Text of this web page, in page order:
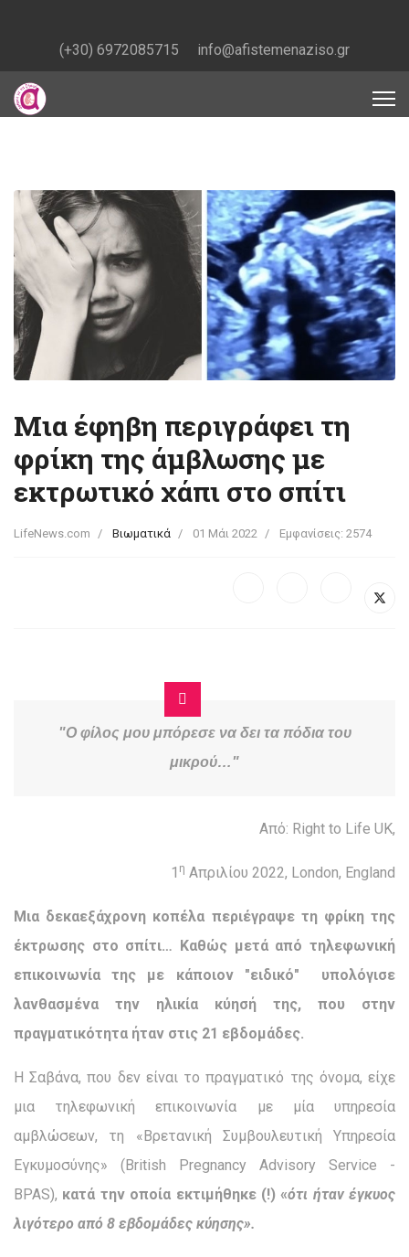
(+30) 6972085715 info@afistemenaziso.gr
Μια έφηβη περιγράφει τη
φρίκη της άμβλωσης με
εκτρωτικό χάπι στο σπίτι
LifeNews.com Βιωματικά 01 Μάι 2022 Εμφανίσεις: 2574
"Ο φίλος μου μπόρεσε να δει τα πόδια του
μικρού…"
Από: Right to Life UK,
1 η Απριλίου 2022, London, England
Μια δεκαεξάχρονη κοπέλα περιέγραψε τη φρίκη της
έκτρωσης στο σπίτι… Καθώς μετά από τηλεφωνική
επικοινωνία της με κάποιον "ειδικό"
υπολόγισε
λανθασμένα την ηλικία κύησή της, που στην
πραγματικότητα ήταν στις 21 εβδομάδες.
Η Σαβάνα, που δεν είναι το πραγματικό της όνομα, είχε
μια τηλεφωνική επικοινωνία με μία υπηρεσία
αμβλώσεων, τη «Βρετανική Συμβουλευτική Υπηρεσία
Εγκυμοσύνης» (British Pregnancy Advisory Service -
BPAS), κατά την οποία εκτιμήθηκε (!) «ότι ήταν έγκυος
λιγότερο από 8 εβδομάδες κύησης».